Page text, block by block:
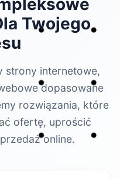
Twojego
strony internetowe,
dopasowane
rozwiązania, które
ofertę, uprościć
online.